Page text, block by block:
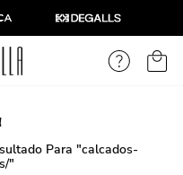
Para "calcados-
"